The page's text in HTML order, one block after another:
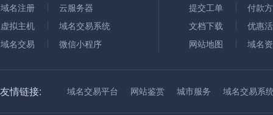
域名注册
云服务器
虚拟主机
域名交易系统
域名交易
微信小程序
提交工单
付款
文档下载
优惠
网站地图
域名
友情链接: 域名交易平台 网站鉴赏 城市服务 域名交易系